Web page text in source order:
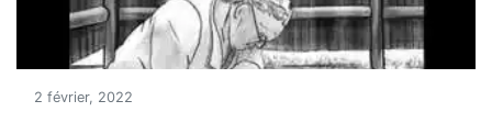
2 février, 2022